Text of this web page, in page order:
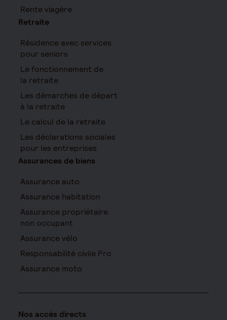
Rente viagère
Retraite
Résidence avec services
pour seniors
Le fonctionnement de
la retraite
Les démarches de départ
à la retraite
Le calcul de la retraite
Les déclarations sociales
pour les entreprises
Assurances de biens
Assurance auto
Assurance habitation
Assurance propriétaire
non occupant
Assurance vélo
Responsabilité civile Pro
Assurance moto
Nos accès directs